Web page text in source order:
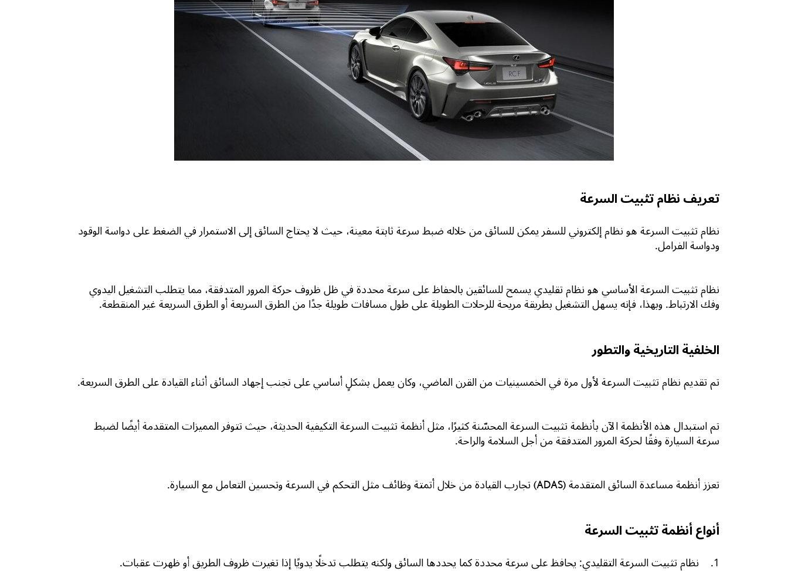
تعريف نظام تثبيت السرعة
نظام تثبيت السرعة هو نظام إلكتروني للسفر يمكن للسائق من خلاله ضبط سرعة ثابتة معينة، حيث لا يحتاج السائق إلى الاستمرار في الضغط على دواسة الوقود
ودواسة الفرامل.
نظام تثبيت السرعة الأساسي هو نظام تقليدي يسمح للسائقين بالحفاظ على سرعة محددة في ظل ظروف حركة المرور المتدفقة، مما يتطلب التشغيل اليدوي
وفك الارتباط. وبهذا، فإنه يسهل التشغيل بطريقة مريحة للرحلات الطويلة على طول مسافات طويلة جدًا من الطرق السريعة أو الطرق السريعة غير المنقطعة.
الخلفية التاريخية والتطور
تم تقديم نظام تثبيت السرعة لأول مرة في الخمسينيات من القرن الماضي، وكان يعمل بشكلٍ أساسي على تجنب إجهاد السائق أثناء القيادة على الطرق السريعة.
تم استبدال هذه الأنظمة الآن بأنظمة تثبيت السرعة المحسّنة كثيرًا، مثل أنظمة تثبيت السرعة التكيفية الحديثة، حيث تتوفر المميزات المتقدمة أيضًا لضبط
سرعة السيارة وفقًا لحركة المرور المتدفقة من أجل السلامة والراحة.
تعزز أنظمة مساعدة السائق المتقدمة (ADAS) تجارب القيادة من خلال أتمتة وظائف مثل التحكم في السرعة وتحسين التعامل مع السيارة.
أنواع أنظمة تثبيت السرعة
1. نظام تثبيت السرعة التقليدي: يحافظ على سرعة محددة كما يحددها السائق ولكنه يتطلب تدخلًا يدويًا إذا تغيرت ظروف الطريق أو ظهرت عقبات.